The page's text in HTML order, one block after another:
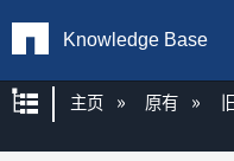
Knowledge Base
扩展/隐缩全局
主页 原有